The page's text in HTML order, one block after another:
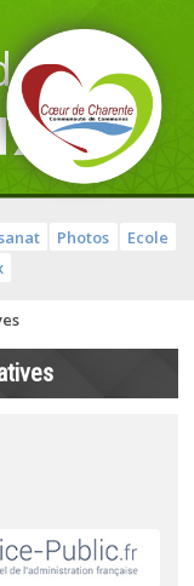
Photos
Ecole